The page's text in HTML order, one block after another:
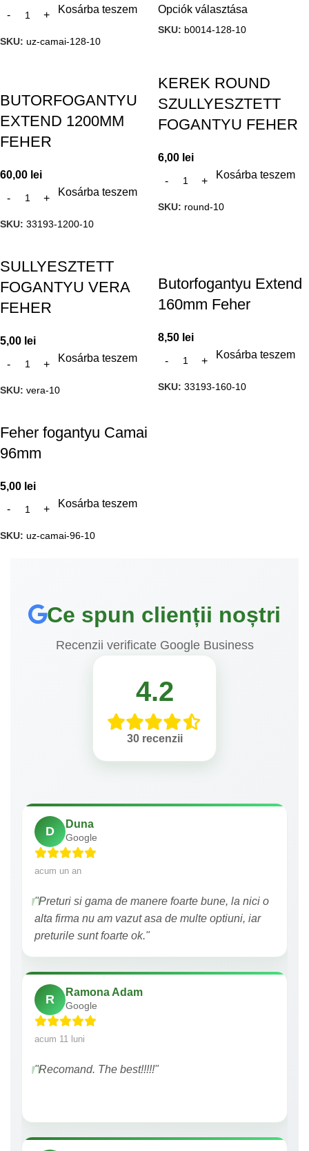
Kosárba teszem
SKU: uz-camai-128-10
Opciók választása
SKU: b0014-128-10
BUTORFOGANTYU
EXTEND 1200MM
FEHER
60,00 lei
Kosárba teszem
SKU: 33193-1200-10
KEREK ROUND
SZULLYESZTETT
FOGANTYU FEHER
6,00 lei
Kosárba teszem
SKU: round-10
SULLYESZTETT
FOGANTYU VERA
FEHER
5,00 lei
Kosárba teszem
SKU: vera-10
Butorfogantyu Extend
160mm Feher
8,50 lei
Kosárba teszem
SKU: 33193-160-10
Feher fogantyu Camai
96mm
5,00 lei
Kosárba teszem
SKU: uz-camai-96-10
Ce spun clienții noștri
Recenzii verificate Google Business
4.2
30 recenzii
D
Duna
Google
acum un an
"Preturi si gama de manere foarte bune, la nici o
alta firma nu am vazut asa de multe optiuni, iar
preturile sunt foarte ok."
R
Ramona Adam
Google
acum 11 luni
"Recomand. The best!!!!!"